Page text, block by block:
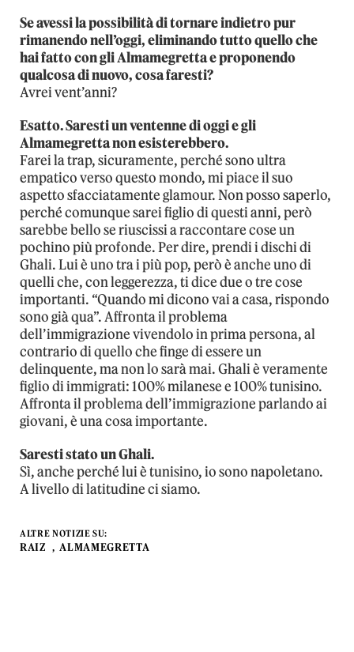
Se avessi la possibilità di tornare indietro pur
rimanendo nell’oggi, eliminando tutto quello che
hai fatto con gli Almamegretta e proponendo
qualcosa di nuovo, cosa faresti?
Avrei vent’anni?
Esatto. Saresti un ventenne di oggi e gli
Almamegretta non esisterebbero.
Farei la trap, sicuramente, perché sono ultra
empatico verso questo mondo, mi piace il suo
aspetto sfacciatamente glamour. Non posso saperlo,
perché comunque sarei figlio di questi anni, però
sarebbe bello se riuscissi a raccontare cose un
pochino più profonde. Per dire, prendi i dischi di
Ghali. Lui è uno tra i più pop, però è anche uno di
quelli che, con leggerezza, ti dice due o tre cose
importanti. “Quando mi dicono vai a casa, rispondo
sono già qua”. Affronta il problema
dell’immigrazione vivendolo in prima persona, al
contrario di quello che finge di essere un
delinquente, ma non lo sarà mai. Ghali è veramente
figlio di immigrati: 100% milanese e 100% tunisino.
Affronta il problema dell’immigrazione parlando ai
giovani, è una cosa importante.
Saresti stato un Ghali.
Sì, anche perché lui è tunisino, io sono napoletano.
A livello di latitudine ci siamo.
ALTRE NOTIZIE SU:
RAIZ ALMAMEGRETTA